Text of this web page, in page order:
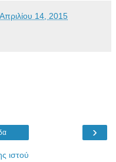
14, 2015
›
ιστού